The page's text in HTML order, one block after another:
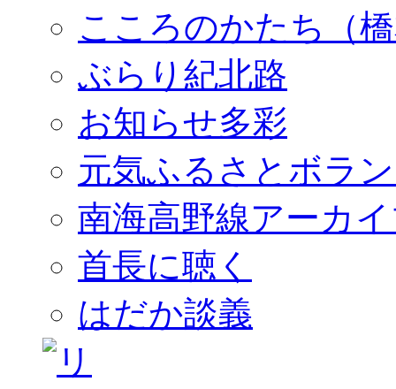
こころのかたち（
ぶらり紀北路
お知らせ多彩
元気ふるさとボラ
南海高野線アーカ
首長に聴く
はだか談義